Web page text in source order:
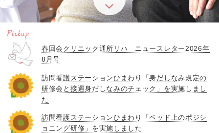
春回会クリニック通所リハ ニュースレター2026年
8月号
訪問看護ステーションひまわり「身だしなみ規定の
研修会と接遇身だしなみのチェック」を実施しまし
た
訪問看護ステーションひまわり「ベッド上のポジシ
ョニング研修」を実施しました